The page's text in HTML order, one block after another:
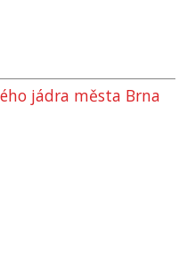
jádra města Brna